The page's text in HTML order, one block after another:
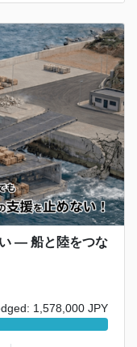
― 船と陸をつな
1,578,000 JPY